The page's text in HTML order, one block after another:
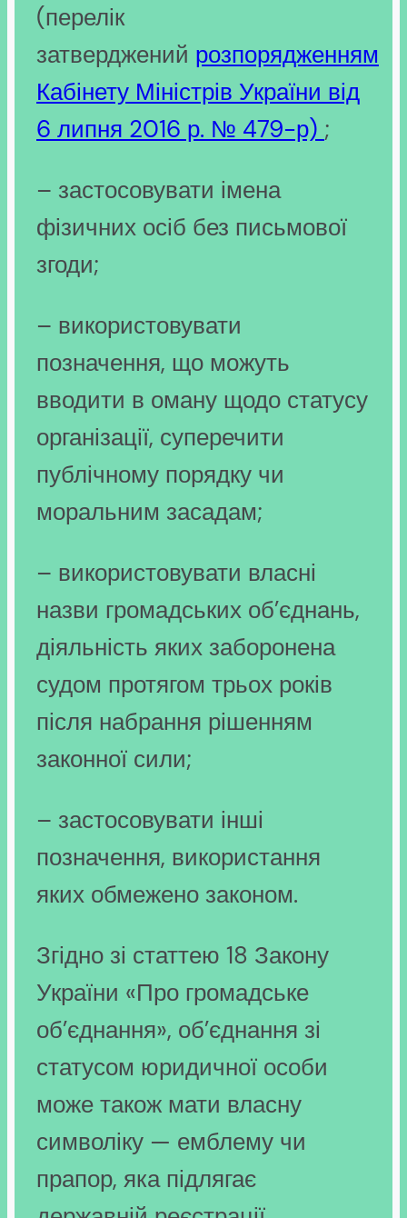
(перелік
затверджений розпорядженням
Кабінету Міністрів України від
6 липня 2016 р. № 479-р) ;
– застосовувати імена
фізичних осіб без письмової
згоди;
– використовувати
позначення, що можуть
вводити в оману щодо статусу
організації, суперечити
публічному порядку чи
моральним засадам;
– використовувати власні
назви громадських об’єднань,
діяльність яких заборонена
судом протягом трьох років
після набрання рішенням
законної сили;
– застосовувати інші
позначення, використання
яких обмежено законом.
Згідно зі статтею 18 Закону
України «Про громадське
об’єднання», об’єднання зі
статусом юридичної особи
може також мати власну
символіку — емблему чи
прапор, яка підлягає